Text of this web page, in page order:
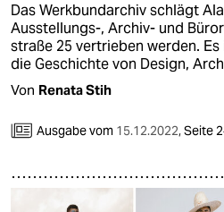
Das Werkbundarchiv schlägt
Ausstellungs-, Archiv- und
straße 25 vertrieben werden.
die Geschichte von Design,
Von Renata Stih
Ausgabe vom 15.12.2022,Seite